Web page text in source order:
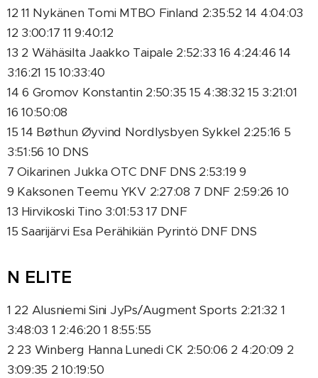
12 11 Nykänen Tomi MTBO Finland 2:35:52 14 4:04:03
12 3:00:17 11 9:40:12
13 2 Wähäsilta Jaakko Taipale 2:52:33 16 4:24:46 14
3:16:21 15 10:33:40
14 6 Gromov Konstantin 2:50:35 15 4:38:32 15 3:21:01
16 10:50:08
15 14 Bøthun Øyvind Nordlysbyen Sykkel 2:25:16 5
3:51:56 10 DNS
7 Oikarinen Jukka OTC DNF DNS 2:53:19 9
9 Kaksonen Teemu YKV 2:27:08 7 DNF 2:59:26 10
13 Hirvikoski Tino 3:01:53 17 DNF
15 Saarijärvi Esa Perähikiän Pyrintö DNF DNS
N ELITE
1 22 Alusniemi Sini JyPs/Augment Sports 2:21:32 1
3:48:03 1 2:46:20 1 8:55:55
2 23 Winberg Hanna Lunedi CK 2:50:06 2 4:20:09 2
3:09:35 2 10:19:50